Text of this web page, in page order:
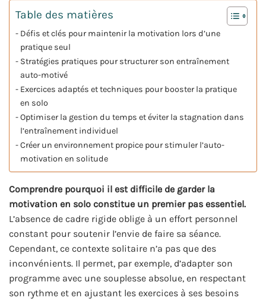
Table des matières
Défis et clés pour maintenir la motivation lors d’une
pratique seul
Stratégies pratiques pour structurer son entraînement
auto-motivé
Exercices adaptés et techniques pour booster la pratique
en solo
Optimiser la gestion du temps et éviter la stagnation dans
l’entraînement individuel
Créer un environnement propice pour stimuler l’auto-
motivation en solitude
Comprendre pourquoi il est difficile de garder la
motivation en solo constitue un premier pas essentiel.
L’absence de cadre rigide oblige à un effort personnel
constant pour soutenir l’envie de faire sa séance.
Cependant, ce contexte solitaire n’a pas que des
inconvénients. Il permet, par exemple, d’adapter son
programme avec une souplesse absolue, en respectant
son rythme et en ajustant les exercices à ses besoins